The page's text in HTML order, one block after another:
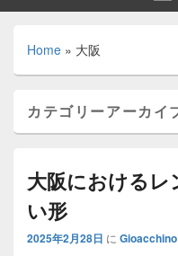
Home » 大阪
カテゴリーアーカイ
大阪における
い形
2025年2月28日 に Gioacchino